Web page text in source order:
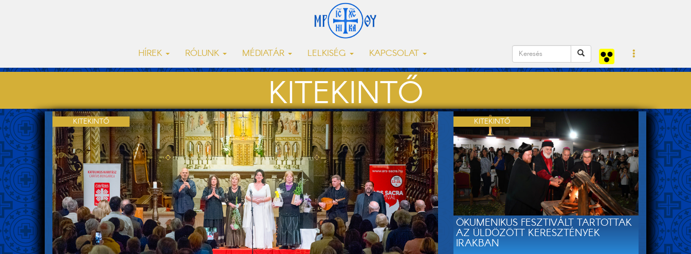
HÍREK RÓLUNK MÉDIATÁR LELKISÉG KAPCSOLAT
KITEKINTŐ
KITEKINTŐ
ÖKUMENIKUS FESZTIVÁLT TARTOTTAK
AZ ÜLDÖZÖTT KERESZTÉNYEK
IRAKBAN
KITEKINTŐ